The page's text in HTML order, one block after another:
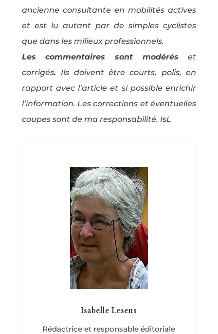
ancienne consultante en mobilités actives
et est lu autant par de simples cyclistes
que dans les milieux professionnels.
Les commentaires sont modéréset
corrigés. Ils doivent être courts, polis, en
rapport avec l’article et si possible enrichir
l’information. Les corrections et éventuelles
coupes sont de ma responsabilité. IsL
Isabelle Lesens
Rédactrice et responsable éditoriale